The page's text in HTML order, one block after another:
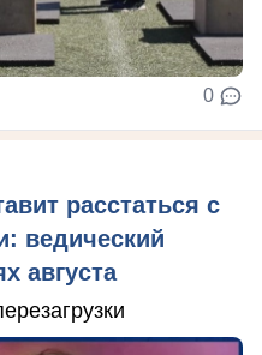
0
расстаться с
ведический
августа